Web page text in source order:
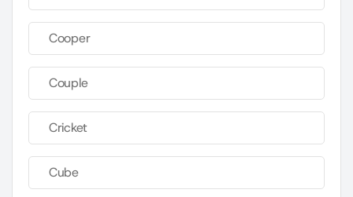
Cooper
Couple
Cricket
Cube